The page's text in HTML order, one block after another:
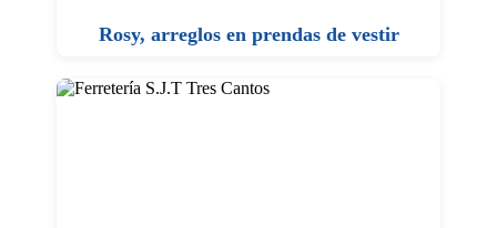
Rosy, arreglos en prendas de vestir